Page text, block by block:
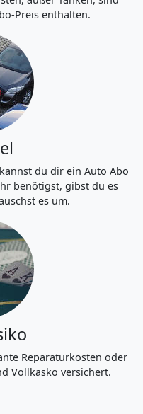
Preis enthalten.
du dir ein Auto Abo
benötigst, gibst du es
es um.
Reparaturkosten oder
Vollkasko versichert.